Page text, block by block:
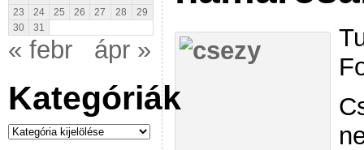
23
24 25 26 27 28
29
30
31
« febr ápr »
Kategóriák
Kategóriák